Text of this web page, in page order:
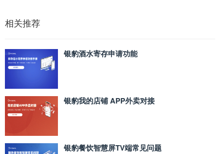
相关推荐
银豹酒水寄存申请功能
银豹我的店铺 APP外卖对接
银豹餐饮智慧屏TV端常见问题